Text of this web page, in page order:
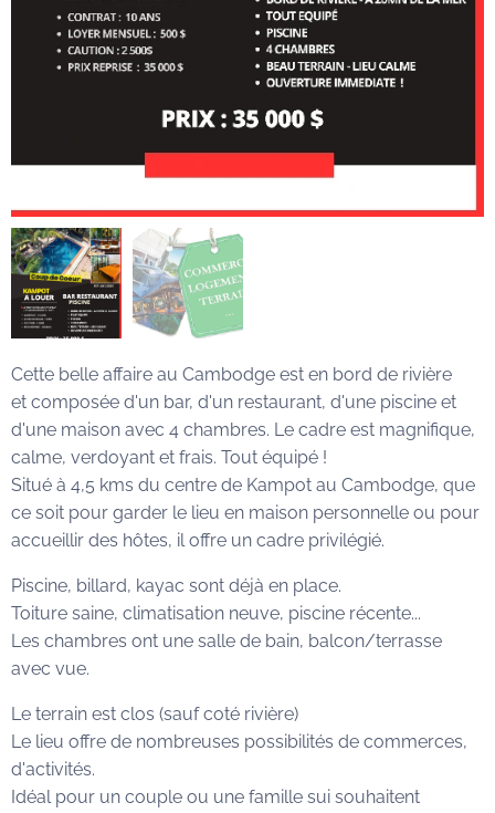
Cette belle affaire au Cambodge est en bord de rivière
et composée d'un bar, d'un restaurant, d'une piscine et
d'une maison avec 4 chambres. Le cadre est magnifique,
calme, verdoyant et frais. Tout équipé !
Situé à 4,5 kms du centre de Kampot au Cambodge, que
ce soit pour garder le lieu en maison personnelle ou pour
accueillir des hôtes, il offre un cadre privilégié.
Piscine, billard, kayac sont déjà en place.
Toiture saine, climatisation neuve, piscine récente...
Les chambres ont une salle de bain, balcon/terrasse
avec vue.
Le terrain est clos (sauf coté rivière)
Le lieu offre de nombreuses possibilités de commerces,
d'activités.
Idéal pour un couple ou une famille sui souhaitent